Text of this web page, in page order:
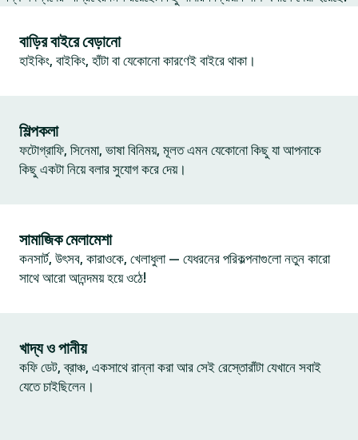
বাড়ির বাইরে বেড়ানো
হাইকিং, বাইকিং, হাঁটা বা যেকোনো কারণেই বাইরে থাকা।
শিল্পকলা
ফটোগ্রাফি, সিনেমা, ভাষা বিনিময়, মূলত এমন যেকোনো কিছু যা আপনাকে
কিছু একটা নিয়ে বলার সুযোগ করে দেয়।
সামাজিক মেলামেশা
কনসার্ট, উৎসব, কারাওকে, খেলাধুলা — যেধরনের পরিকল্পনাগুলো নতুন কারো
সাথে আরো আনন্দময় হয়ে ওঠে!
খাদ্য ও পানীয়
কফি ডেট, ব্রাঞ্চ, একসাথে রান্না করা আর সেই রেস্তোরাঁটা যেখানে সবাই
যেতে চাইছিলেন।